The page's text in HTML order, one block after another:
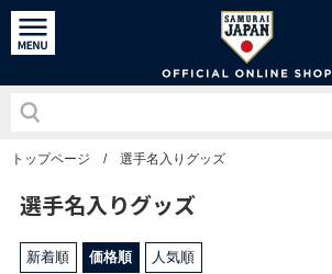
トップページ / 選手名入りグッズ
選手名入りグッズ
新着順 価格順 人気順